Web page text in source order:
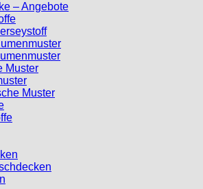
– Angebote
Muster
Muster